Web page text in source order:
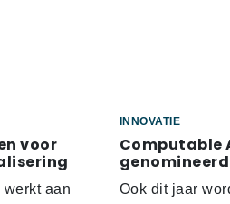
voor
werkt aan
INNOVATIE
Computable
Ook dit jaar